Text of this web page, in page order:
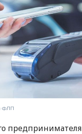
ФЛП
предпринимателя